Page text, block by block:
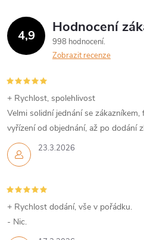
4,9 Hodnocení
998 hodnocení
Zobrazit recenze
23.3.2026
+ Rychlost, spolehlivost
Velmi solidní jednání se
vyřízení od objednání, až po dodání
+ Rychlost dodání, vše v pořádku.
- Nic.